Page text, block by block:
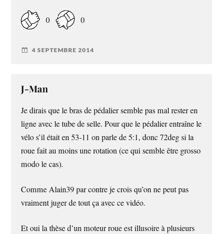
0 0
4 SEPTEMBRE 2014
J-Man
Je dirais que le bras de pédalier semble pas mal rester en
ligne avec le tube de selle. Pour que le pédalier entraîne le
vélo s’il était en 53-11 on parle de 5:1, donc 72deg si la
roue fait au moins une rotation (ce qui semble être grosso
modo le cas).
Comme Alain39 par contre je crois qu’on ne peut pas
vraiment juger de tout ça avec ce vidéo.
Et oui la thèse d’un moteur roue est illusoire à plusieurs